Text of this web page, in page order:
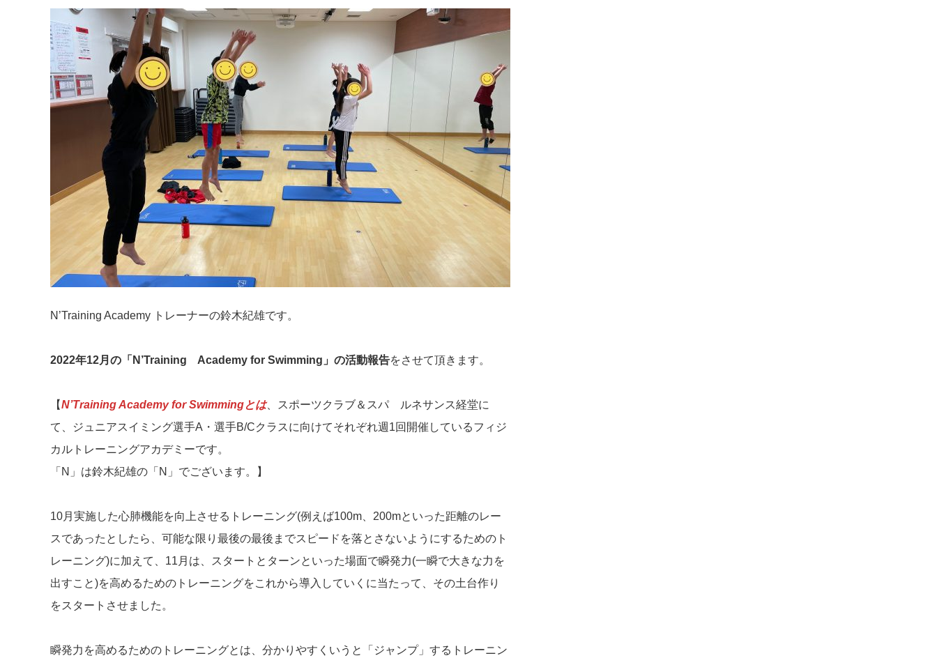
N’Training Academy トレーナーの鈴木紀雄です。
2022年12月の「N’Training Academy for Swimming」の活動報告をさせて頂きます。
【N’Training Academy for Swimmingとは、スポーツクラブ＆スパ ルネサンス経堂に
て、ジュニアスイミング選手A・選手B/Cクラスに向けてそれぞれ週1回開催しているフィジ
カルトレーニングアカデミーです。
「N」は鈴木紀雄の「N」でございます。】
10月実施した心肺機能を向上させるトレーニング(例えば100m、200mといった距離のレー
スであったとしたら、可能な限り最後の最後までスピードを落とさないようにするためのト
レーニング)に加えて、11月は、スタートとターンといった場面で瞬発力(一瞬で大きな力を
出すこと)を高めるためのトレーニングをこれから導入していくに当たって、その土台作り
をスタートさせました。
瞬発力を高めるためのトレーニングとは、分かりやすくいうと「ジャンプ」するトレーニン